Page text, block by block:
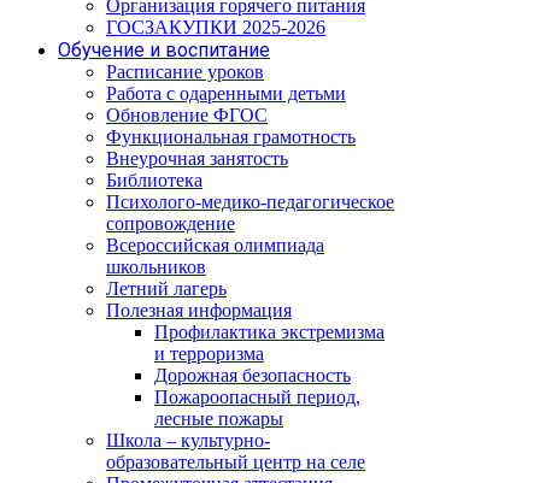
Организация горячего питания
ГОСЗАКУПКИ 2025-2026
Обучение и воспитание
Расписание уроков
Работа с одаренными детьми
Обновление ФГОС
Функциональная грамотность
Внеурочная занятость
Библиотека
Психолого-медико-педагогическое
сопровождение
Всероссийская олимпиада
школьников
Летний лагерь
Полезная информация
Профилактика экстремизма
и терроризма
Дорожная безопасность
Пожароопасный период,
лесные пожары
Школа – культурно-
образовательный центр на селе